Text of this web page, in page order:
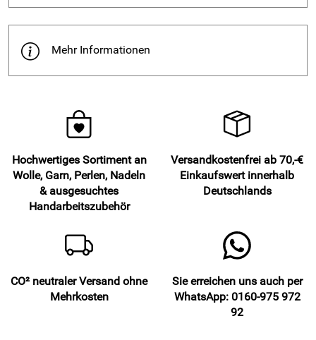
Hersteller: Fluse und Fussel, Schloßstr. 2a, 86641 Rain,
info@fluse-und-fussel.de
Mehr Informationen
Hochwertiges Sortiment an
Wolle, Garn, Perlen, Nadeln
& ausgesuchtes
Handarbeitszubehör
Versandkostenfrei ab 70,-€
Einkaufswert innerhalb
Deutschlands
CO² neutraler Versand ohne
Mehrkosten
Sie erreichen uns auch per
WhatsApp: 0160-975 972
92